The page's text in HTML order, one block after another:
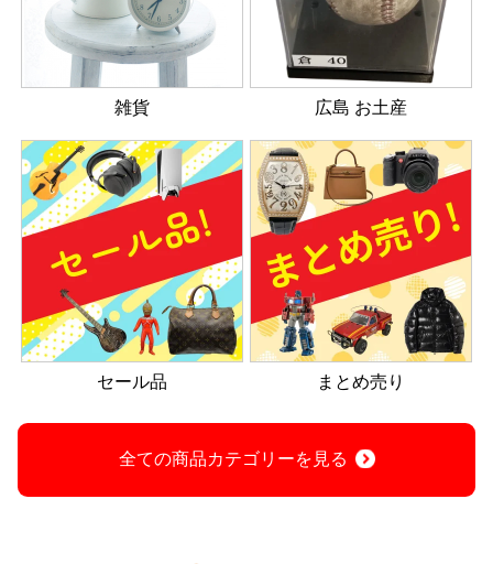
雑貨 広島 お土産
セール品 まとめ売り
全ての商品カテゴリーを見る